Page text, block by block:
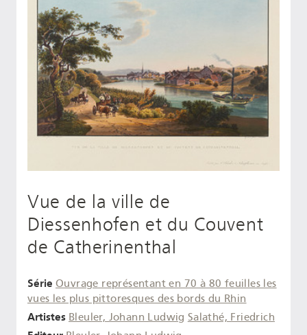
Vue de la ville de
Diessenhofen et du Couvent
de Catherinenthal
Série Ouvrage représentant en 70 à 80 feuilles les
vues les plus pittoresques des bords du Rhin
Artistes Bleuler, Johann Ludwig Salathé, Friedrich